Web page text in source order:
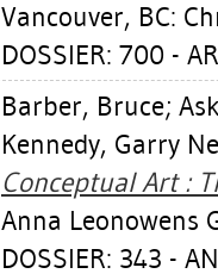
Vancouver, BC:
DOSSIER: 700 -
Barber, Bruce;
Kennedy, Garry
Conceptual Art :
Anna Leonowens
DOSSIER: 343 -